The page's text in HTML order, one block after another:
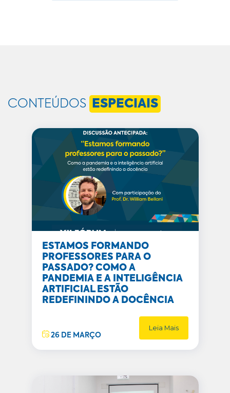
CONTEÚDOS ESPECIAIS
ESTAMOS FORMANDO
PROFESSORES PARA O
PASSADO? COMO A
PANDEMIA E A INTELIGÊNCIA
ARTIFICIAL ESTÃO
REDEFININDO A DOCÊNCIA
26 DE MARÇO
Leia Mais